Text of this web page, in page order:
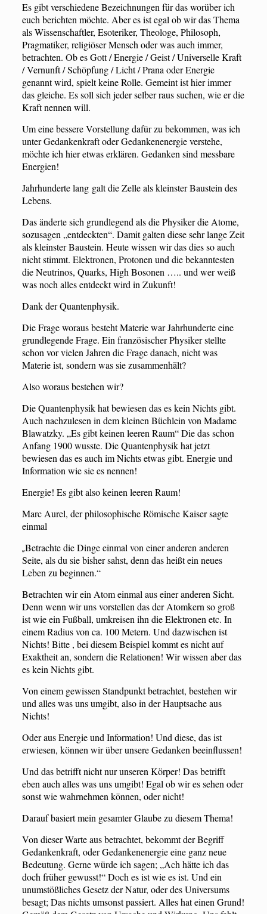
Es gibt verschiedene Bezeichnungen für das worüber ich
euch berichten möchte. Aber es ist egal ob wir das Thema
als Wissenschaftler, Esoteriker, Theologe, Philosoph,
Pragmatiker, religiöser Mensch oder was auch immer,
betrachten. Ob es Gott / Energie / Geist / Universelle Kraft
/ Vernunft / Schöpfung / Licht / Prana oder Energie
genannt wird, spielt keine Rolle. Gemeint ist hier immer
das gleiche. Es soll sich jeder selber raus suchen, wie er die
Kraft nennen will.
Um eine bessere Vorstellung dafür zu bekommen, was ich
unter Gedankenkraft oder Gedankenenergie verstehe,
möchte ich hier etwas erklären. Gedanken sind messbare
Energien!
Jahrhunderte lang galt die Zelle als kleinster Baustein des
Lebens.
Das änderte sich grundlegend als die Physiker die Atome,
sozusagen „entdeckten“. Damit galten diese sehr lange Zeit
als kleinster Baustein. Heute wissen wir das dies so auch
nicht stimmt. Elektronen, Protonen und die bekanntesten
die Neutrinos, Quarks, High Bosonen ….. und wer weiß
was noch alles entdeckt wird in Zukunft!
Dank der Quantenphysik.
Die Frage woraus besteht Materie war Jahrhunderte eine
grundlegende Frage. Ein französischer Physiker stellte
schon vor vielen Jahren die Frage danach, nicht was
Materie ist, sondern was sie zusammenhält?
Also woraus bestehen wir?
Die Quantenphysik hat bewiesen das es kein Nichts gibt.
Auch nachzulesen in dem kleinen Büchlein von Madame
Blawatzky. „Es gibt keinen leeren Raum“ Die das schon
Anfang 1900 wusste. Die Quantenphysik hat jetzt
bewiesen das es auch im Nichts etwas gibt. Energie und
Information wie sie es nennen!
Energie! Es gibt also keinen leeren Raum!
Marc Aurel, der philosophische Römische Kaiser sagte
einmal
„Betrachte die Dinge einmal von einer anderen anderen
Seite, als du sie bisher sahst, denn das heißt ein neues
Leben zu beginnen.“
Betrachten wir ein Atom einmal aus einer anderen Sicht.
Denn wenn wir uns vorstellen das der Atomkern so groß
ist wie ein Fußball, umkreisen ihn die Elektronen etc. In
einem Radius von ca. 100 Metern. Und dazwischen ist
Nichts! Bitte , bei diesem Beispiel kommt es nicht auf
Exaktheit an, sondern die Relationen! Wir wissen aber das
es kein Nichts gibt.
Von einem gewissen Standpunkt betrachtet, bestehen wir
und alles was uns umgibt, also in der Hauptsache aus
Nichts!
Oder aus Energie und Information! Und diese, das ist
erwiesen, können wir über unsere Gedanken beeinflussen!
Und das betrifft nicht nur unseren Körper! Das betrifft
eben auch alles was uns umgibt! Egal ob wir es sehen oder
sonst wie wahrnehmen können, oder nicht!
Darauf basiert mein gesamter Glaube zu diesem Thema!
Von dieser Warte aus betrachtet, bekommt der Begriff
Gedankenkraft, oder Gedankenenergie eine ganz neue
Bedeutung. Gerne würde ich sagen; „Ach hätte ich das
doch früher gewusst!“ Doch es ist wie es ist. Und ein
unumstößliches Gesetz der Natur, oder des Universums
besagt; Das nichts umsonst passiert. Alles hat einen Grund!